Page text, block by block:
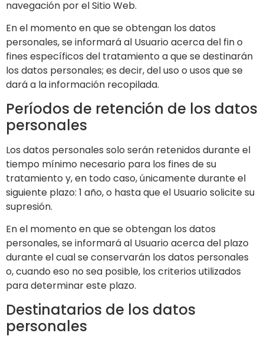
navegación por el Sitio Web.
En el momento en que se obtengan los datos
personales, se informará al Usuario acerca del fin o
fines específicos del tratamiento a que se destinarán
los datos personales; es decir, del uso o usos que se
dará a la información recopilada.
Períodos de retención de los datos
personales
Los datos personales solo serán retenidos durante el
tiempo mínimo necesario para los fines de su
tratamiento y, en todo caso, únicamente durante el
siguiente plazo: 1 año, o hasta que el Usuario solicite su
supresión.
En el momento en que se obtengan los datos
personales, se informará al Usuario acerca del plazo
durante el cual se conservarán los datos personales
o, cuando eso no sea posible, los criterios utilizados
para determinar este plazo.
Destinatarios de los datos
personales